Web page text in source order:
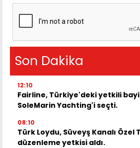
Son Dakika
12:10
Fairline, Türkiye'deki yetkili
SoleMarin Yachting'i seçti.
08:10
Türk Loydu, Süveyş Kanalı Özel
düzenleme yetkisi aldı.